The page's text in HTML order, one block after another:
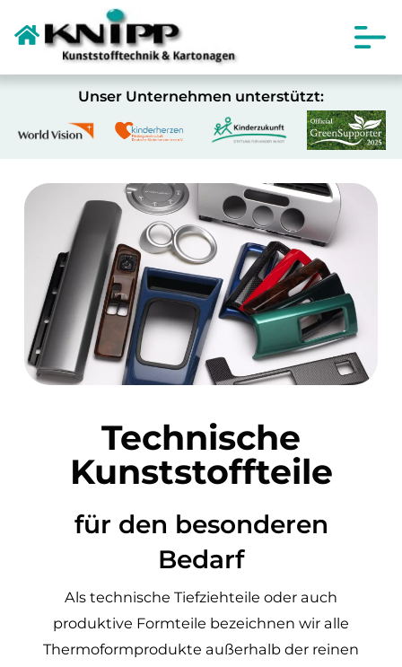
Unser Unternehmen unterstützt:
Technische
Kunststoffteile
für den besonderen
Bedarf
Als technische Tiefziehteile oder auch
produktive Formteile bezeichnen wir alle
Thermoformprodukte außerhalb der reinen